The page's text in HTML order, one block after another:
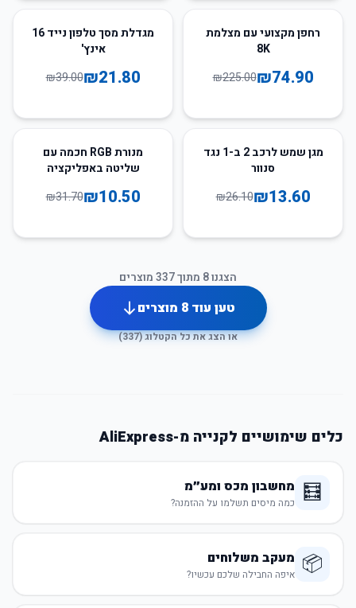
67
רחפן מקצועי עם מצלמת
8K
₪74.90
₪225.00
44%
מגדלת מסך טלפון נייד 16
אינץ'
₪21.80
₪39.00
48
מגן שמש לרכב 2 ב-1 נגד
סנוור
₪13.60
₪26.10
67
מנורת RGB חכמה עם
שליטה באפליקציה
₪10.50
₪31.70
הצגנו8 מתוך337מוצרים
טען עוד8 מוצרים
או הצג את כל הקטלוג (337
)
כלים שימושיים לקנייה מ-AliExpress
🧮 מחשבון מכס ומע״מ
כמה מיסים תשלמו על ההזמנה?
📦 מעקב משלוחים
איפה החבילה שלכם עכשיו?